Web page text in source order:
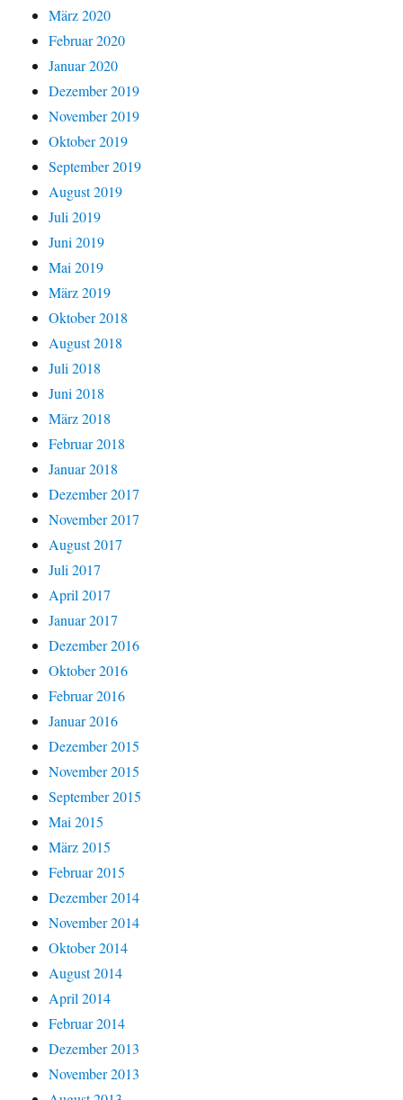
März 2020
Februar 2020
Januar 2020
Dezember 2019
November 2019
Oktober 2019
September 2019
August 2019
Juli 2019
Juni 2019
Mai 2019
März 2019
Oktober 2018
August 2018
Juli 2018
Juni 2018
März 2018
Februar 2018
Januar 2018
Dezember 2017
November 2017
August 2017
Juli 2017
April 2017
Januar 2017
Dezember 2016
Oktober 2016
Februar 2016
Januar 2016
Dezember 2015
November 2015
September 2015
Mai 2015
März 2015
Februar 2015
Dezember 2014
November 2014
Oktober 2014
August 2014
April 2014
Februar 2014
Dezember 2013
November 2013